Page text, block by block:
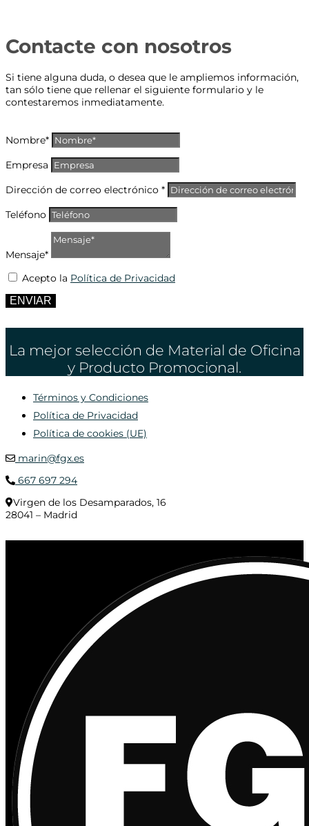
Contacte con nosotros
Si tiene alguna duda, o desea que le ampliemos información,
tan sólo tiene que rellenar el siguiente formulario y le
contestaremos inmediatamente.
Nombre*
Empresa
Dirección de correo electrónico *
Teléfono
Mensaje*
Acepto la Política de Privacidad
ENVIAR
La mejor selección de Material de Oficina
y Producto Promocional.
Términos y Condiciones
Política de Privacidad
Política de cookies (UE)
marin@fgx.es
667 697 294
Virgen de los Desamparados, 16
28041 – Madrid